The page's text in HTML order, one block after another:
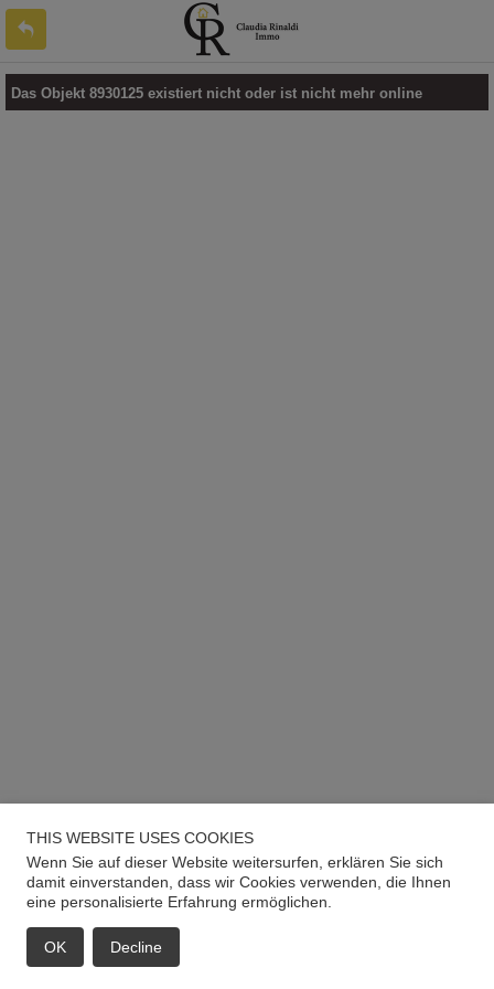
Das Objekt 8930125 existiert nicht oder ist nicht mehr online
THIS WEBSITE USES COOKIES
Wenn Sie auf dieser Website weitersurfen, erklären Sie sich
damit einverstanden, dass wir Cookies verwenden, die Ihnen
eine personalisierte Erfahrung ermöglichen.
OK Decline